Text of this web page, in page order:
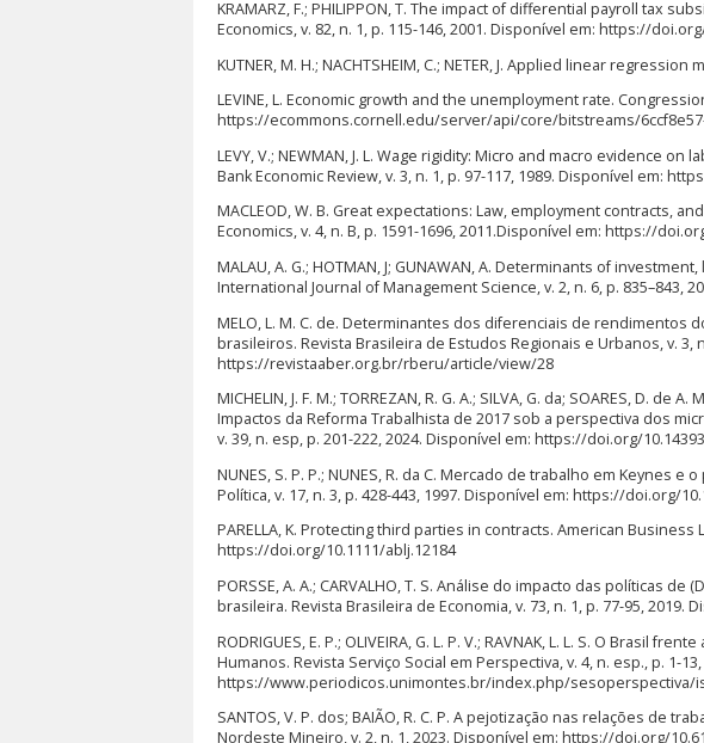
KRAMARZ, F.; PHILIPPON, T. The impact of differential payroll tax
Economics, v. 82, n. 1, p. 115-146, 2001. Disponível em: https://
KUTNER, M. H.; NACHTSHEIM, C.; NETER, J. Applied linear regression
LEVINE, L. Economic growth and the unemployment rate.
https://ecommons.cornell.edu/server/api/core/bitstreams/
LEVY, V.; NEWMAN, J. L. Wage rigidity: Micro and macro evidence
Bank Economic Review, v. 3, n. 1, p. 97-117, 1989. Disponível em:
MACLEOD, W. B. Great expectations: Law, employment contracts,
Economics, v. 4, n. B, p. 1591-1696, 2011.Disponível em: https://
MALAU, A. G.; HOTMAN, J; GUNAWAN, A. Determinants of
International Journal of Management Science, v. 2, n. 6, p. 835–843,
MELO, L. M. C. de. Determinantes dos diferenciais de rendimentos
brasileiros. Revista Brasileira de Estudos Regionais e Urbanos, v. 3,
https://revistaaber.org.br/rberu/article/view/28
MICHELIN, J. F. M.; TORREZAN, R. G. A.; SILVA, G. da; SOARES, D.
Impactos da Reforma Trabalhista de 2017 sob a perspectiva dos
v. 39, n. esp, p. 201-222, 2024. Disponível em: https://doi.org/
NUNES, S. P. P.; NUNES, R. da C. Mercado de trabalho em Keynes
Política, v. 17, n. 3, p. 428-443, 1997. Disponível em: https://doi.org/
PARELLA, K. Protecting third parties in contracts. American Business
https://doi.org/10.1111/ablj.12184
PORSSE, A. A.; CARVALHO, T. S. Análise do impacto das políticas
brasileira. Revista Brasileira de Economia, v. 73, n. 1, p. 77-95,
RODRIGUES, E. P.; OLIVEIRA, G. L. P. V.; RAVNAK, L. L. S. O Brasil
Humanos. Revista Serviço Social em Perspectiva, v. 4, n. esp., p. 1-
https://www.periodicos.unimontes.br/index.php/sesoperspectiva/
SANTOS, V. P. dos; BAIÃO, R. C. P. A pejotização nas relações de
Nordeste Mineiro, v. 2, n. 1, 2023. Disponível em: https://doi.org/